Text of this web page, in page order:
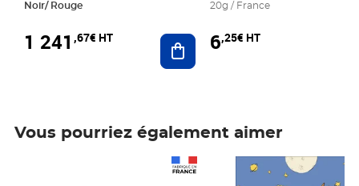
Noir/ Rouge
1 241 ,67€ HT Ajouter au panier
20g / France
6,25€ HT
Vous pourriez également aimer
Prix 6,25€ HT